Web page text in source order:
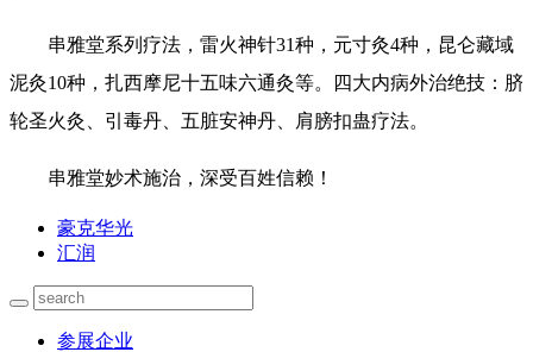
串雅堂系列疗法，雷火神针31种，元寸灸4种，昆仑藏域
泥灸10种，扎西摩尼十五味六通灸等。四大内病外治绝技：脐
轮圣火灸、引毒丹、五脏安神丹、肩膀扣蛊疗法。
串雅堂妙术施治，深受百姓信赖！
豪克华光
汇润
参展企业